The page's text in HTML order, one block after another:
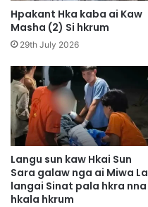
m
u
Y
a
u
K
a
n
n
M
y
t
k
y
i
Hpakant Hka kaba ai Kaw
Masha (2) Si hkrum
29th July 2026
Langu sun kaw Hkai Sun
Sara galaw nga ai Miwa La
langai Sinat pala hkra nna
hkala hkrum